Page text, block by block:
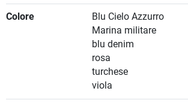
Colore
Blu Cielo Azzurro
Marina militare
blu denim
rosa
turchese
viola